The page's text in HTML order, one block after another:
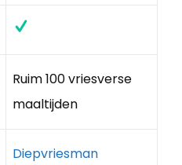
Ruim 100 vriesverse
maaltijden
Diepvriesman